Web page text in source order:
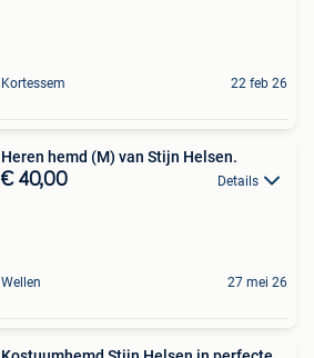
Kortessem 22 feb 26
Heren hemd (M) van Stijn Helsen.
€ 40,00 Details
Wellen 27 mei 26